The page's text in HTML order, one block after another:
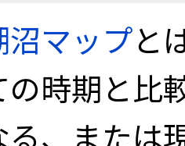
マップと
時期と比
、または